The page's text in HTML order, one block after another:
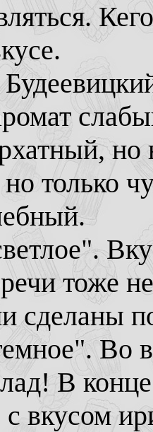
но
но только
тоже
сделаны
Во
В
с вкусом